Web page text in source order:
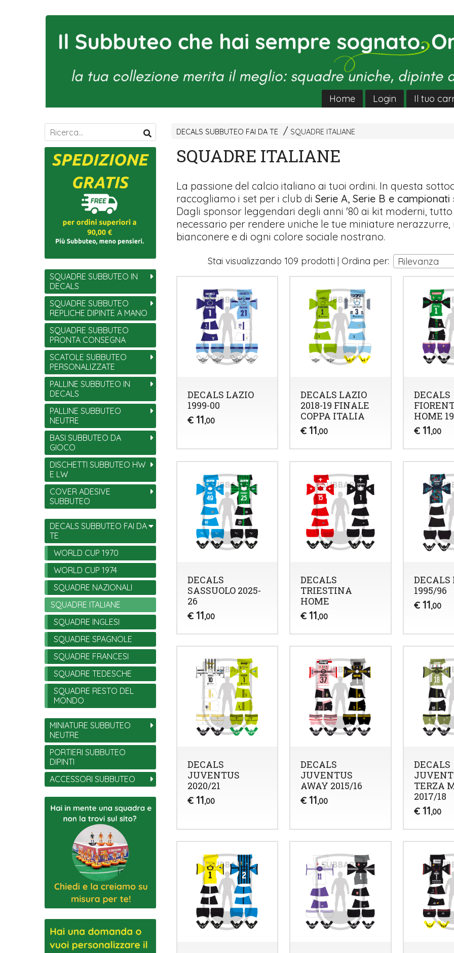
Home Login Il tuo
DECALS SUBBUTEO FAI DA TE SQUADRE ITALIANE
SQUADRE ITALIANE
La passione del calcio italiano ai tuoi ordini. In questa
raccogliamo i set per i club di Serie A, Serie B e
Dagli sponsor leggendari degli anni '80 ai kit moderni,
necessario per rendere uniche le tue miniature nerazzurre,
bianconere e di ogni colore sociale nostrano.
Stai visualizzando 109 prodotti | Ordina per: Rilevanza
DECALS LAZIO
1999-00
€ 11,00
DECALS LAZIO
2018-19 FINALE
COPPA ITALIA
€ 11,00
DECALS
HOME
€ 11,00
DECALS
SASSUOLO 2025-
26
€ 11,00
DECALS
TRIESTINA
HOME
€ 11,00
DECALS
1995/96
€ 11,00
DECALS
JUVENTUS
2020/21
€ 11,00
DECALS
JUVENTUS
AWAY 2015/16
€ 11,00
DECALS
TERZA
2017/18
€ 11,00
SQUADRE SUBBUTEO IN
DECALS
SQUADRE SUBBUTEO
REPLICHE DIPINTE A MANO
SQUADRE SUBBUTEO
PRONTA CONSEGNA
SCATOLE SUBBUTEO
PERSONALIZZATE
PALLINE SUBBUTEO IN
DECALS
PALLINE SUBBUTEO
NEUTRE
BASI SUBBUTEO DA
GIOCO
DISCHETTI SUBBUTEO HW
E LW
COVER ADESIVE
SUBBUTEO
DECALS SUBBUTEO FAI DA
TE
WORLD CUP 1970
WORLD CUP 1974
SQUADRE NAZIONALI
SQUADRE ITALIANE
SQUADRE INGLESI
SQUADRE SPAGNOLE
SQUADRE FRANCESI
SQUADRE TEDESCHE
SQUADRE RESTO DEL
MONDO
MINIATURE SUBBUTEO
NEUTRE
PORTIERI SUBBUTEO
DIPINTI
ACCESSORI SUBBUTEO